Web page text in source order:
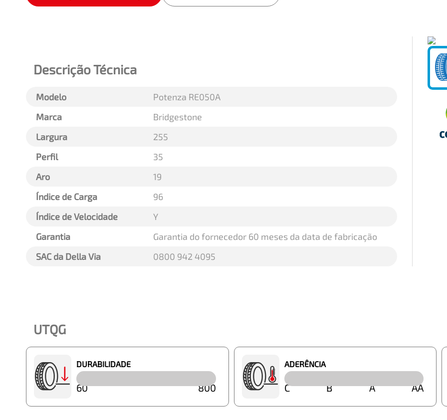
Descrição Técnica
Modelo
Potenza RE050A
Marca
Bridgestone
Largura
255
Perfil
35
Aro
19
Índice de Carga
96
Índice de Velocidade
Y
Garantia
Garantia do fornecedor 60 meses da data de fabricação
SAC da Della Via
0800 942 4095
UTQG
DURABILIDADE
60 800
ADERÊNCIA
C B A AA